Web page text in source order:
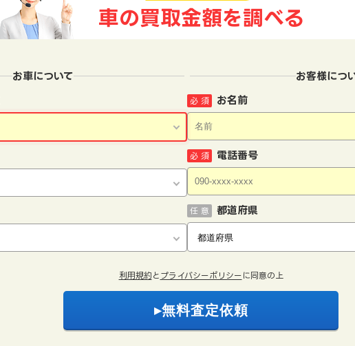
車の買取金額を調べる
お車について お客様につ
お名前
必 須
電話番号
必 須
都道府県
任 意
利用規約 と プライバシーポリシー に同意の上